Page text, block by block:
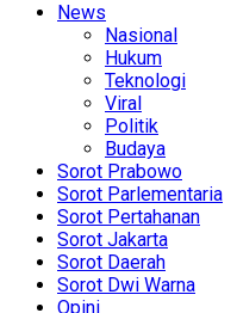
News
Nasional
Hukum
Teknologi
Viral
Politik
Budaya
Sorot Prabowo
Sorot Parlementaria
Sorot Pertahanan
Sorot Jakarta
Sorot Daerah
Sorot Dwi Warna
Opini